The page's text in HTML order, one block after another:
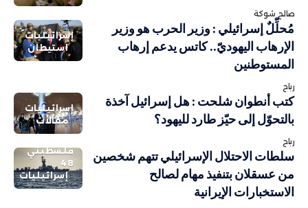
صالح شوكة
إسرائيليات
استيطان
مُحلِّلٌ إسرائيلي : وزير الحرب هو وزير
الإرهاب اليهوديّ.. كاتس يدعم إرهاب
المستوطنين
رباح
إسرائيليات
مقالات
كتب أنطوان شلحت : هل إسرائيل آخذة
بالتحوّل إلى حيّز طارد لليهود؟
رباح
فلسطيني
48
إسرائيليات
سلطات الاحتلال الإسرائيلي تتهم شخصين
من عسقلان بتنفيذ مهام لصالح
الاستخبارات الإيرانية